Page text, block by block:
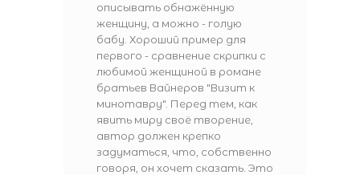
описывать обнажённую
женщину, а можно - голую
бабу. Хороший пример для
первого - сравнение скрипки с
любимой женщиной в романе
братьев Вайнеров "Визит к
минотавру". Перед тем, как
явить миру своё творение,
автор должен крепко
задуматься, что, собственно
говоря, он хочет сказать. Это